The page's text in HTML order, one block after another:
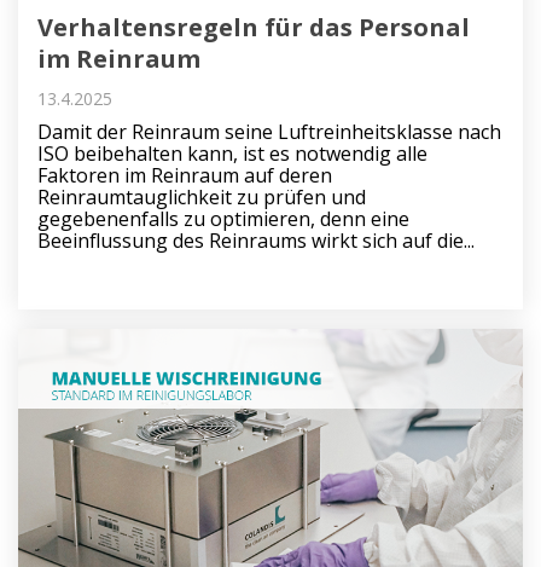
Verhaltensregeln für das Personal
im Reinraum
13.4.2025
Damit der Reinraum seine Luftreinheitsklasse nach
ISO beibehalten kann, ist es notwendig alle
Faktoren im Reinraum auf deren
Reinraumtauglichkeit zu prüfen und
gegebenenfalls zu optimieren, denn eine
Beeinflussung des Reinraums wirkt sich auf die...